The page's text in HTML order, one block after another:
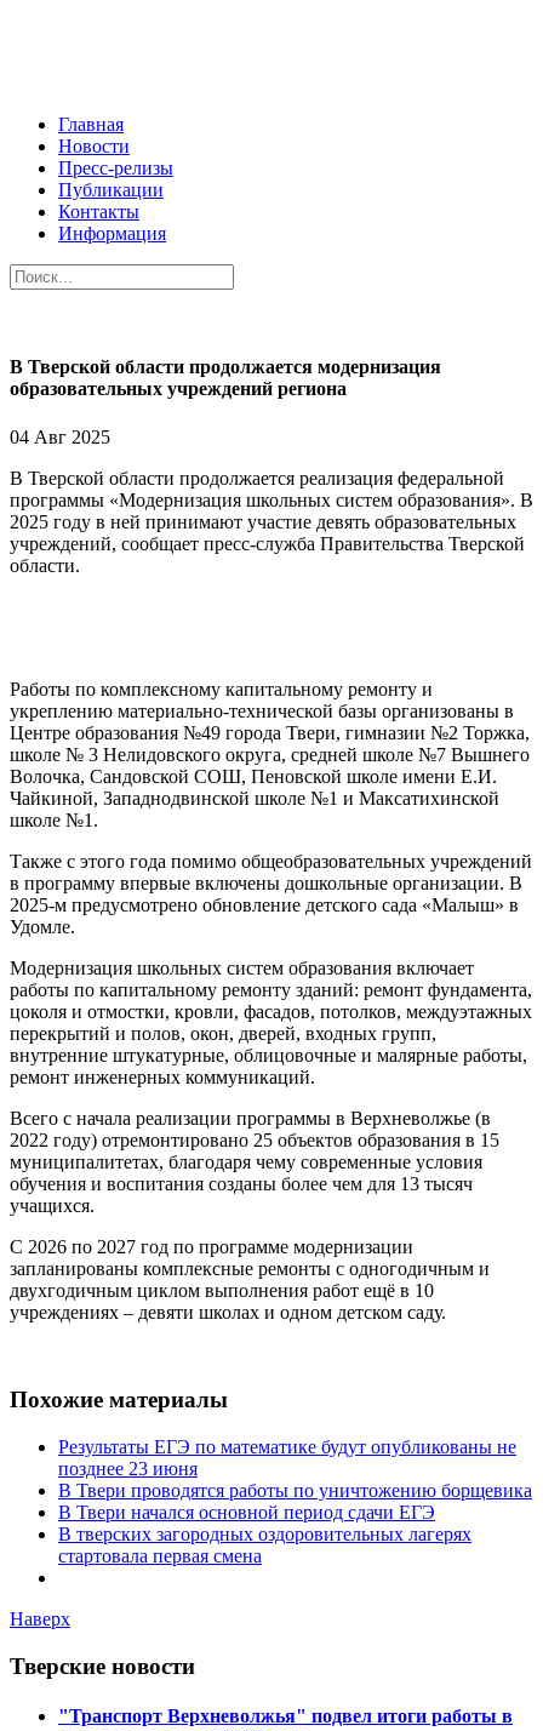
Главная
Новости
Пресс-релизы
Публикации
Контакты
Информация
В Тверской области продолжается модернизация
образовательных учреждений региона
04 Авг 2025
В Тверской области продолжается реализация федеральной
программы «Модернизация школьных систем образования». В
2025 году в ней принимают участие девять образовательных
учреждений, сообщает пресс-служба Правительства Тверской
области.
Работы по комплексному капитальному ремонту и
укреплению материально-технической базы организованы в
Центре образования №49 города Твери, гимназии №2 Торжка,
школе № 3 Нелидовского округа, средней школе №7 Вышнего
Волочка, Сандовской СОШ, Пеновской школе имени Е.И.
Чайкиной, Западнодвинской школе №1 и Максатихинской
школе №1.
Также с этого года помимо общеобразовательных учреждений
в программу впервые включены дошкольные организации. В
2025-м предусмотрено обновление детского сада «Малыш» в
Удомле.
Модернизация школьных систем образования включает
работы по капитальному ремонту зданий: ремонт фундамента,
цоколя и отмостки, кровли, фасадов, потолков, междуэтажных
перекрытий и полов, окон, дверей, входных групп,
внутренние штукатурные, облицовочные и малярные работы,
ремонт инженерных коммуникаций.
Всего с начала реализации программы в Верхневолжье (в
2022 году) отремонтировано 25 объектов образования в 15
муниципалитетах, благодаря чему современные условия
обучения и воспитания созданы более чем для 13 тысяч
учащихся.
С 2026 по 2027 год по программе модернизации
запланированы комплексные ремонты с одногодичным и
двухгодичным циклом выполнения работ ещё в 10
учреждениях – девяти школах и одном детском саду.
Похожие материалы
Результаты ЕГЭ по математике будут опубликованы не
позднее 23 июня
В Твери проводятся работы по уничтожению борщевика
В Твери начался основной период сдачи ЕГЭ
В тверских загородных оздоровительных лагерях
стартовала первая смена
Наверх
Тверские новости
"Транспорт Верхневолжья" подвел итоги работы в